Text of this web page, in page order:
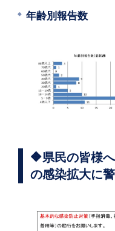
年齢別報告数
🔶県民の皆様
の感染拡大に